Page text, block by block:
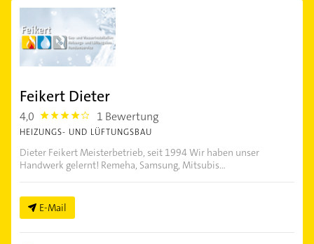
Feikert Dieter
4,0 4.0 1 Bewertung
HEIZUNGS- UND LÜFTUNGSBAU
Dieter Feikert Meisterbetrieb, seit 1994 Wir haben unser
Handwerk gelernt! Remeha, Samsung, Mitsubis...
E-Mail